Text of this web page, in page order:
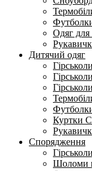
Одяг для
Дитячий одяг
Куртки
Спорядження
Шоломи